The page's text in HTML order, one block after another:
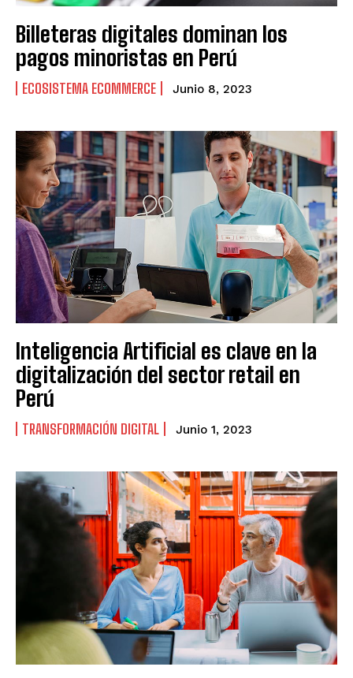
Billeteras digitales dominan los
pagos minoristas en Perú
ECOSISTEMA ECOMMERCE Junio 8, 2023
Inteligencia Artificial es clave en la
digitalización del sector retail en
Perú
TRANSFORMACIÓN DIGITAL Junio 1, 2023